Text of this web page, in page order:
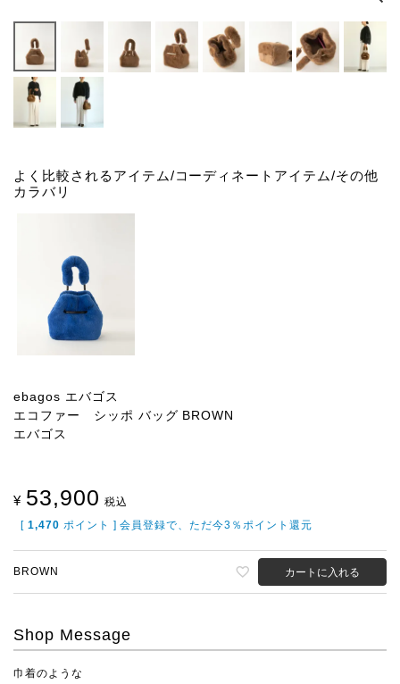
よく比較されるアイテム/コーディネートアイテム/その他
カラバリ
ebagos エバゴス
エコファー シッポ バッグ BROWN
エバゴス
¥ 53,900 税込
[ 1,470 ポイント ] 会員登録で、ただ今3％ポイント還元
BROWN カートに入れる
Shop Message
巾着のような